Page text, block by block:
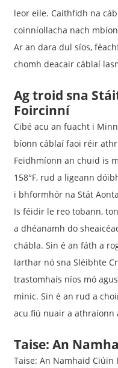
leor eile. Caithfidh na
coinníollacha nach
Ar an dara dul síos,
chomh deacair cáblaí
Ag troid sna
Foircinní
Cibé acu an fuacht i
bíonn cáblaí faoi réir
Feidhmíonn an chuid is
158°F, rud a ligeann
i bhformhór na Stát
Is féidir le reo tobann,
a dhéanamh do
chábla. Sin é an fáth a
Iarthar nó sna Sléibhte
trastomhais níos mó
minic. Sin é an rud a
acu fiú nuair a athraíonn
Taise: An
Taise: An Namhaid